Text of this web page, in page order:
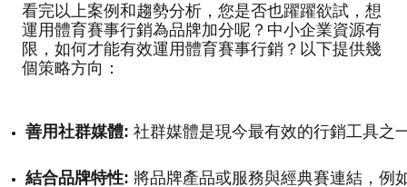
看完以上案例和趨勢分析，您是否也躍躍欲試，想
運用體育賽事行銷為品牌加分呢？中小企業資源有
限，如何才能有效運用體育賽事行銷？以下提供幾
個策略方向：
善用社群媒體: 社群媒體是現今最有效的行銷工具之
結合品牌特性: 將品牌產品或服務與經典賽連結，例